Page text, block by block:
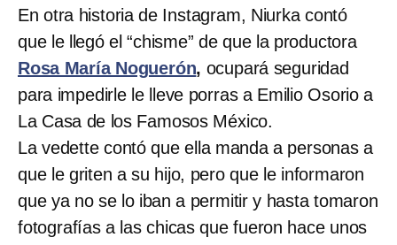
En otra historia de Instagram, Niurka contó
que le llegó el “chisme” de que la productora
Rosa María Noguerón, ocupará seguridad
para impedirle le lleve porras a Emilio Osorio a
La Casa de los Famosos México.
La vedette contó que ella manda a personas a
que le griten a su hijo, pero que le informaron
que ya no se lo iban a permitir y hasta tomaron
fotografías a las chicas que fueron hace unos